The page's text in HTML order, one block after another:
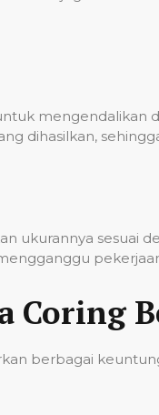
dihasilkan,
ukurannya sesuai
Coring
berbagai